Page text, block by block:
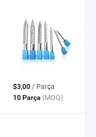
$3,00/ Parça
10 Parça (MOQ)